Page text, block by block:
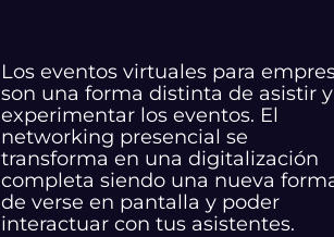
Los eventos virtuales para
son una forma distinta de asistir y
experimentar los eventos. El
networking presencial se
transforma en una digitalización
completa siendo una nueva
de verse en pantalla y poder
interactuar con tus asistentes.